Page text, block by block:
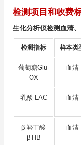
检测项目和收费
生化分析仪检测血清
检测指标 样本类
葡萄糖Glu-
OX
血清
乳酸 LAC 血清
β-羟丁酸
β-HB
血清